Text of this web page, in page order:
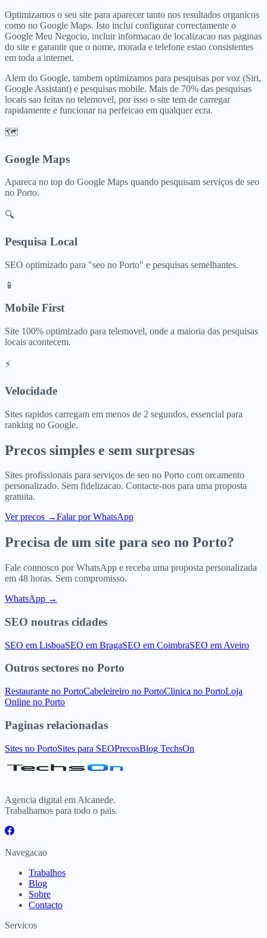
Optimizamos o seu site para aparecer tanto nos resultados organicos
como no Google Maps. Isto inclui configurar correctamente o
Google Meu Negocio, incluir informacao de localizacao nas paginas
do site e garantir que o nome, morada e telefone estao consistentes
em toda a internet.
Alem do Google, tambem optimizamos para pesquisas por voz (Siri,
Google Assistant) e pesquisas mobile. Mais de 70% das pesquisas
locais sao feitas no telemovel, por isso o site tem de carregar
rapidamente e funcionar na perfeicao em qualquer ecra.
🗺️
Google Maps
Apareca no top do Google Maps quando pesquisam serviços de seo
no Porto.
🔍
Pesquisa Local
SEO optimizado para "seo no Porto" e pesquisas semelhantes.
📱
Mobile First
Site 100% optimizado para telemovel, onde a maioria das pesquisas
locais acontecem.
⚡
Velocidade
Sites rapidos carregam em menos de 2 segundos, essencial para
ranking no Google.
Precos simples e sem surpresas
Sites profissionais para serviços de seo no Porto com orcamento
personalizado. Sem fidelizacao. Contacte-nos para uma proposta
gratuita.
Ver precos →Falar por WhatsApp
Precisa de um site para seo no Porto?
Fale connosco por WhatsApp e receba uma proposta personalizada
em 48 horas. Sem compromisso.
WhatsApp →
SEO noutras cidades
SEO em LisboaSEO em BragaSEO em CoimbraSEO em Aveiro
Outros sectores no Porto
Restaurante no PortoCabeleireiro no PortoClinica no PortoLoja
Online no Porto
Paginas relacionadas
Sites no PortoSites para SEOPrecosBlog TechsOn
Agencia digital em Alcanede.
Trabalhamos para todo o pais.
Navegacao
Trabalhos
Blog
Sobre
Contacto
Servicos